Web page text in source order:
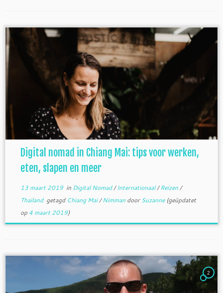
Digital nomad in Chiang Mai: tips voor werken,
eten, slapen en meer
13 maart 2019in Digital Nomad/Internationaal/Reizen/
Thailand getagd Chiang Mai/Nimman doorSuzanne(geüpdatet
op 4 maart 2019)
2